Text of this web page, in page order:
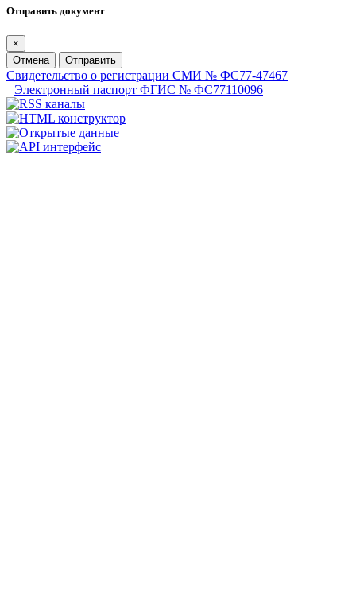
Отправить документ
×
Отмена
Отправить
Свидетельство о регистрации СМИ № ФС77-47467
Электронный паспорт ФГИС № ФС77110096